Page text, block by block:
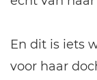
En dit is iets
voor haar